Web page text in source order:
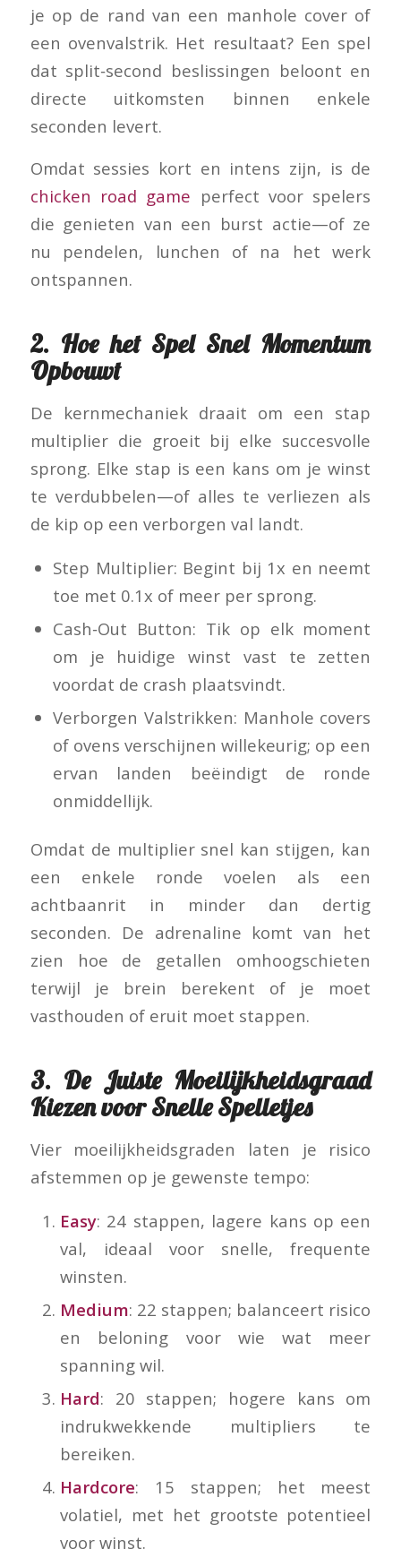
je op de rand van een manhole cover of
een ovenvalstrik. Het resultaat? Een spel
dat split‑second beslissingen beloont en
directe uitkomsten binnen enkele
seconden levert.
Omdat sessies kort en intens zijn, is de
chicken road game perfect voor spelers
die genieten van een burst actie—of ze
nu pendelen, lunchen of na het werk
ontspannen.
2. Hoe het Spel Snel Momentum
Opbouwt
De kernmechaniek draait om een stap
multiplier die groeit bij elke succesvolle
sprong. Elke stap is een kans om je winst
te verdubbelen—of alles te verliezen als
de kip op een verborgen val landt.
Step Multiplier: Begint bij 1x en neemt
toe met 0.1x of meer per sprong.
Cash‑Out Button: Tik op elk moment
om je huidige winst vast te zetten
voordat de crash plaatsvindt.
Verborgen Valstrikken: Manhole covers
of ovens verschijnen willekeurig; op een
ervan landen beëindigt de ronde
onmiddellijk.
Omdat de multiplier snel kan stijgen, kan
een enkele ronde voelen als een
achtbaanrit in minder dan dertig
seconden. De adrenaline komt van het
zien hoe de getallen omhoogschieten
terwijl je brein berekent of je moet
vasthouden of eruit moet stappen.
3. De Juiste Moeilijkheidsgraad
Kiezen voor Snelle Spelletjes
Vier moeilijkheidsgraden laten je risico
afstemmen op je gewenste tempo:
Easy: 24 stappen, lagere kans op een
val, ideaal voor snelle, frequente
winsten.
Medium: 22 stappen; balanceert risico
en beloning voor wie wat meer
spanning wil.
Hard: 20 stappen; hogere kans om
indrukwekkende multipliers te
bereiken.
Hardcore: 15 stappen; het meest
volatiel, met het grootste potentieel
voor winst.